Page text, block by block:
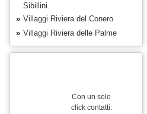
Sibillini
» Villaggi Riviera del Conero
» Villaggi Riviera delle Palme
Con un solo
click contatti: